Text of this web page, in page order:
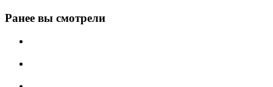
Ранее вы смотрели